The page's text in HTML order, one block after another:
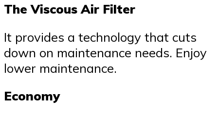
The Viscous Air Filter
It provides a technology that cuts
down on maintenance needs. Enjoy
lower maintenance.
Economy